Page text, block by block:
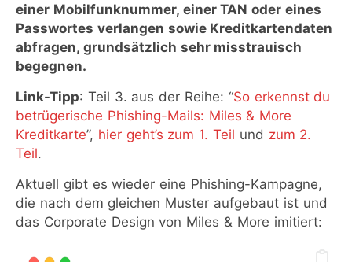
einer Mobilfunknummer, einer TAN oder eines
Passwortes verlangen sowie Kreditkartendaten
abfragen, grundsätzlich sehr misstrauisch
begegnen.
Link-Tipp: Teil 3. aus der Reihe: “So erkennst du
betrügerische Phishing-Mails: Miles & More
Kreditkarte”, hier geht’s zum 1. Teil und zum 2.
Teil.
Aktuell gibt es wieder eine Phishing-Kampagne,
die nach dem gleichen Muster aufgebaut ist und
das Corporate Design von Miles & More imitiert: